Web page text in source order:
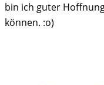
bin ich guter
können. :o)